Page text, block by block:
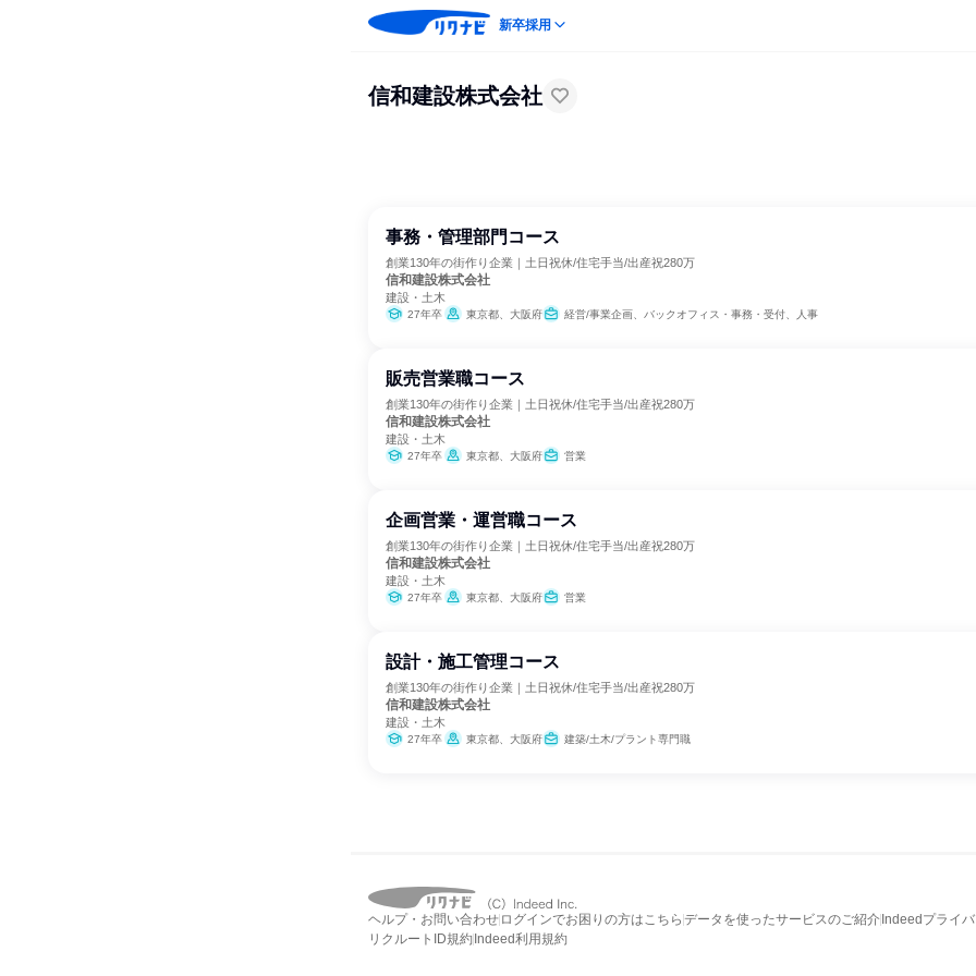
新卒採用
信和建設株式会社
事務・管理部門コース
創業130年の街作り企業｜土日祝休/住宅手当/出産祝280万
信和建設株式会社
建設・土木
27年卒 東京都、大阪府 経営/事業企画、バックオフィス・事務・受付、人事
販売営業職コース
創業130年の街作り企業｜土日祝休/住宅手当/出産祝280万
信和建設株式会社
建設・土木
27年卒 東京都、大阪府 営業
企画営業・運営職コース
創業130年の街作り企業｜土日祝休/住宅手当/出産祝280万
信和建設株式会社
建設・土木
27年卒 東京都、大阪府 営業
設計・施工管理コース
創業130年の街作り企業｜土日祝休/住宅手当/出産祝280万
信和建設株式会社
建設・土木
27年卒 東京都、大阪府 建築/土木/プラント専門職
ヘルプ・お問い合わせ ログインでお困りの方はこちら データを使ったサービスのご紹介 Indeedプライ
リクルートID規約 Indeed利用規約